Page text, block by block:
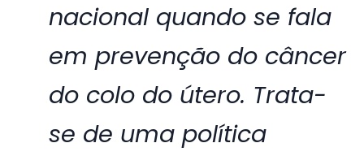
nacional quando se fala
em prevenção do câncer
do colo do útero. Trata-
se de uma política